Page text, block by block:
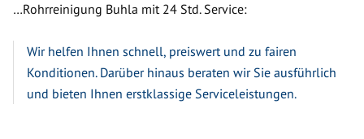
…Rohrreinigung Buhla mit 24 Std. Service:
Wir helfen Ihnen schnell, preiswert und zu fairen
Konditionen. Darüber hinaus beraten wir Sie ausführlich
und bieten Ihnen erstklassige Serviceleistungen.